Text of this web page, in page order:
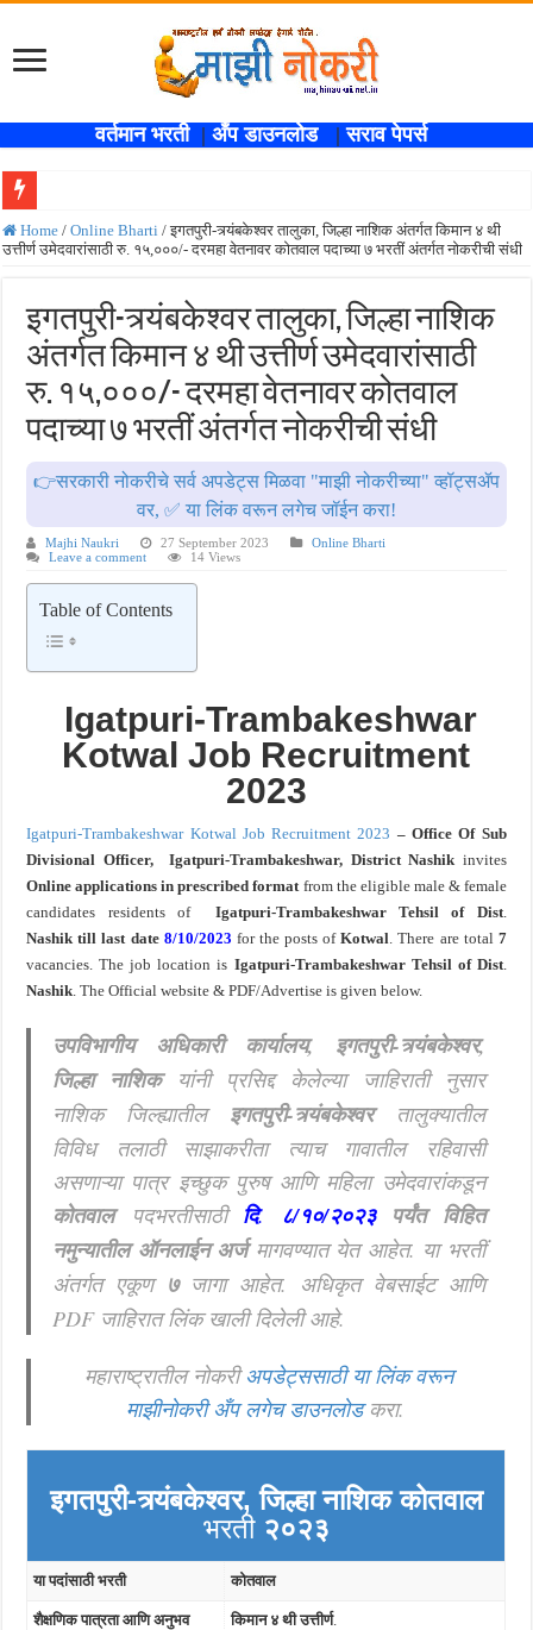
वर्तमान भरती | अँप डाउनलोड |सराव पेपर्स
खुशखबर !! SBI बँकेत १ हजार ५३८ लिपिक पदांची भरती ,नवीन जाहिरात प्रकाशित; लगेच अर्ज
ISRO मध्ये ३३६ रिक्त पदांची भरती सुरु ; पदवीधरांसाठी नोकरीची संधी ! ISRO Bharti 2026
सरकारी नोकरीची संधी ! पुणे जिल्हा मध्यवर्ती बँकेत २८९ शिपाई पदांची भरती सुरु; पात्रता १२वी
JEE च्या परीक्षेप्रमाणे NEET ची परीक्षा दोन टप्प्यामध्ये होणार ; केंद्र सरकारचे सर्वोच्च
MPSC गट -क पूर्व परीक्षेचा अर्ज करण्यासाठी मुदतवाढ ; १० ऑगस्ट २०२६ अंतिम तारीख !
IBPS द्वारे ११४०३ कलर्क पदांची मोठी भरती ; बँकेत काम करण्याची सुवर्ण संधी ! IBPS Bharti
महाराष्ट्रात अभियांत्रिकी प्रवेशासाठी तब्बल २ लाख १६ हजार जागा उपलब्ध ! Engineering
Home / Online Bharti / इगतपुरी-त्र्यंबकेश्वर तालुका, जिल्हा नाशिक अंतर्गत किमान ४ थी
उत्तीर्ण उमेदवारांसाठी रु. १५,०००/- दरमहा वेतनावर कोतवाल पदाच्या ७ भरतीं अंतर्गत नोकरीची संधी
इगतपुरी-त्र्यंबकेश्वर तालुका, जिल्हा नाशिक
अंतर्गत किमान ४ थी उत्तीर्ण उमेदवारांसाठी
रु. १५,०००/- दरमहा वेतनावर कोतवाल
पदाच्या ७ भरतीं अंतर्गत नोकरीची संधी
👉सरकारी नोकरीचे सर्व अपडेट्स मिळवा "माझी नोकरीच्या" व्हॉट्सॲप
वर, ✅ या लिंक वरून लगेच जॉईन करा!
Majhi Naukri 27 September 2023
Online Bharti
Leave a comment
14 Views
Table of Contents
Igatpuri-Trambakeshwar
Kotwal Job Recruitment
2023
Igatpuri-Trambakeshwar Kotwal Job Recruitment 2023 – Office Of Sub
Divisional Officer, Igatpuri-Trambakeshwar, District Nashik invites
Online applications in prescribed format from the eligible male & female
candidates residents ofIgatpuri-Trambakeshwar Tehsil of Dist.
Nashik till lastdate 8/10/2023 for the posts ofKotwal. There are total7
vacancies. The job location is Igatpuri-Trambakeshwar Tehsil of Dist.
Nashik. The Official website & PDF/Advertise is given below.
उपविभागीय अधिकारी कार्यालय, इगतपुरी-त्र्यंबकेश्वर,
जिल्हा नाशिक यांनी प्रसिद्द केलेल्या जाहिराती नुसार
नाशिक
जिल्ह्यातील इगतपुरी-त्र्यंबकेश्वर
तालुक्यातील
विविध तलाठी साझाकरीता त्याच गावातील रहिवासी
असणाऱ्या पात्र इच्छुक पुरुष आणि महिला उमेदवारांकडून
कोतवाल पदभरतीसाठी दि. ८/१०/२०२३पर्यंत विहित
नमुन्यातील ऑनलाईन अर्जमागवण्यात येत आहेत. या भरतीं
अंतर्गत एकूण७जागा आहेत. अधिकृत वेबसाईट आणि
PDF जाहिरात लिंक खाली दिलेली आहे.
महाराष्ट्रातील नोकरीअपडेट्ससाठी या लिंक वरून
माझीनोकरी अँप लगेच डाउनलोडकरा.
इगतपुरी-त्र्यंबकेश्वर, जिल्हा नाशिककोतवाल
भरती२०२३
या पदांसाठी भरती कोतवाल
शैक्षणिक पात्रता आणि अनुभव किमान ४ थी उत्तीर्ण.